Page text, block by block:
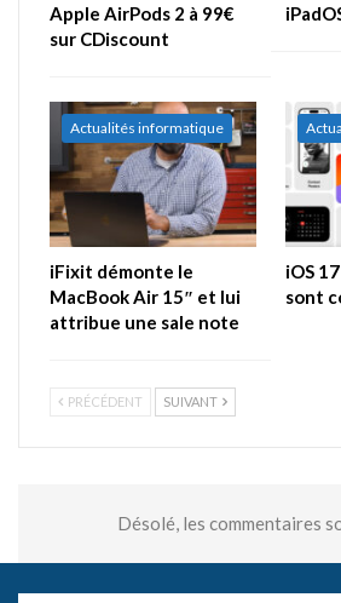
Apple AirPods 2 à 99€
sur CDiscount
Actualités informatique
iFixit démonte le
MacBook Air 15″ et lui
attribue une sale note
iOS
sont
PRÉCÉDENT SUIVANT
Désolé, les commentaires